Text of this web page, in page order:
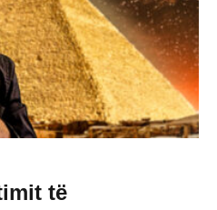
të